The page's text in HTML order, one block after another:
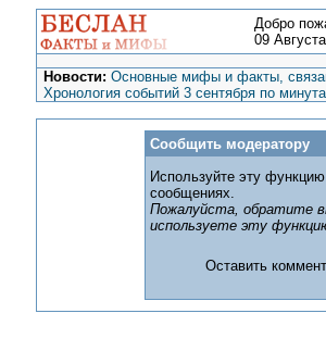
Добро
09
Новости: Основные мифы и факты,
Хронология событий 3 сентября по
Сообщить модератору
Используйте эту
сообщениях.
Пожалуйста, обратите
используете эту
Оставить